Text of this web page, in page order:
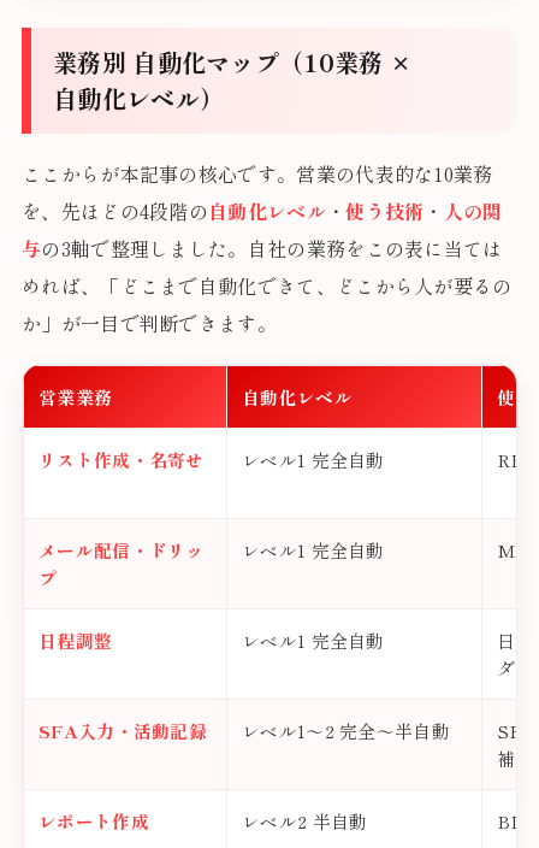
業務別 自動化マップ（10業務 ×
自動化レベル）
ここからが本記事の核心です。営業の代表的な10業務
を、先ほどの4段階の 自動化レベル ・使う技術 ・ 人の関
与の3軸で整理しました。自社の業務をこの表に当ては
めれば、「どこまで自動化できて、どこから人が要るの
か」が一目で判断できます。
営業業務 自動化レベル 使う
リスト作成・名寄せ レベル1 完全自動
メール配信・ドリッ
プ
レベル1 完全自動 MA
日程調整 レベル1 完全自動
日
ダ
SFA入力・活動記録 レベル1〜2 完全〜半自動
補完
レポート作成 レベル2 半自動 BI